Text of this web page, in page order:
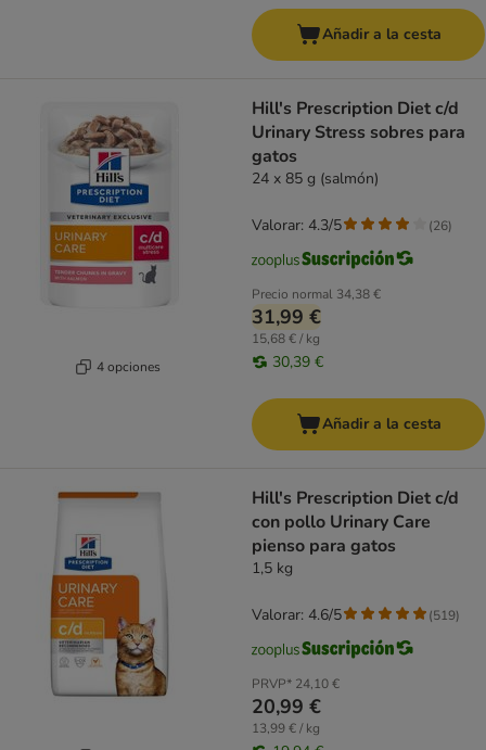
Añadir a la cesta
4 opciones
Hill's Prescription Diet c/d
Urinary Stress sobres para
gatos
24 x 85 g (salmón)
Precio normal 34,38 €
31,99 €
15,68 € / kg
30,39 €
Valorar: 4.3/5 (26)
Añadir a la cesta
Hill's Prescription Diet c/d
con pollo Urinary Care
pienso para gatos
1,5 kg
PRVP* 24,10 €
20,99 €
13,99 € / kg
Valorar: 4.6/5 (519)